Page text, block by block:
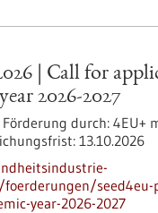
| Call for
2026-2027
Förderung durch: 4EU+
13.10.2026
seed4eu-
year-2026-2027